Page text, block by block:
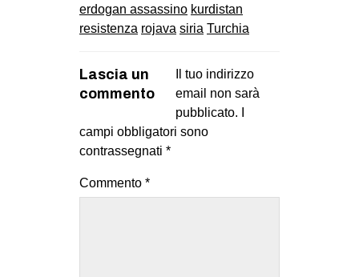
erdogan assassino kurdistan
resistenza rojava siria Turchia
Lascia un
commento
Il tuo indirizzo
email non sarà
pubblicato.
campi obbligatori sono
contrassegnati *
Commento *